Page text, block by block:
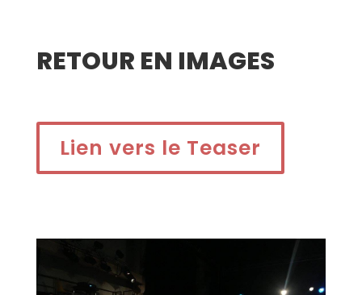
RETOUR EN IMAGES
Lien vers le Teaser